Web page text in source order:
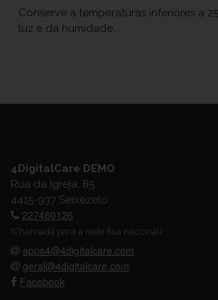
Conserve a temperaturas inferiores a
luz e da humidade.
4DigitalCare DEMO
Rua da Igreja, 85
4415-937 Seixezelo
227460126
(Chamada para a rede fixa nacional)
apps4@4digitalcare.com
geral@4digitalcare.com
Facebook